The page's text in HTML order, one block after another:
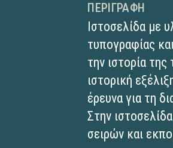
ΠΕΡΙΓΡΑΦΉ
Ιστοσελίδα με
τυπογραφίας
την ιστορία
ιστορική
έρευνα για τη
Στην
σειρών και